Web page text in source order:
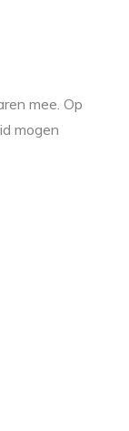
mee. Op
mogen